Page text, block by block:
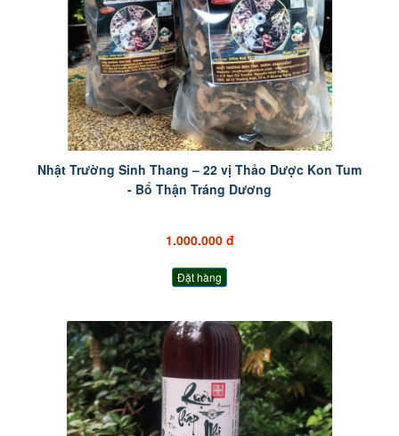
Nhật Trường Sinh Thang – 22 vị Thảo Dược Kon Tum
- Bổ Thận Tráng Dương
1.000.000 đ
Đặt hàng